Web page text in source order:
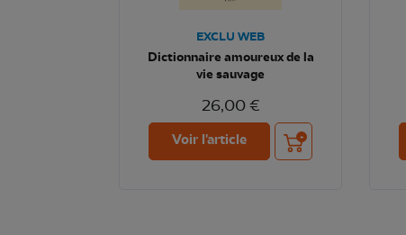
EXCLU WEB
Dictionnaire amoureux de la
vie sauvage
26,00 €
Voir l'article Ajouter au panier